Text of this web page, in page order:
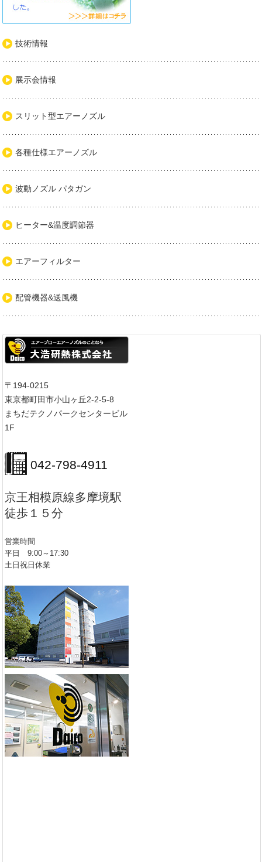
技術情報
展示会情報
スリット型エアーノズル
各種仕様エアーノズル
波動ノズル パタガン
ヒーター&温度調節器
エアーフィルター
配管機器&送風機
〒194-0215
東京都町田市小山ヶ丘2-2-5-8
まちだテクノパークセンタービル
1F
042-798-4911
京王相模原線多摩境駅
徒歩１５分
営業時間
平日 9:00～17:30
土日祝日休業